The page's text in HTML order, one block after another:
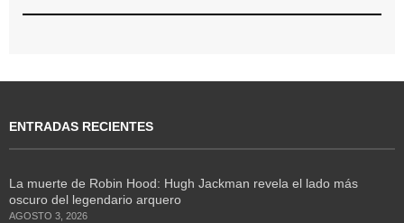
ENTRADAS RECIENTES
La muerte de Robin Hood: Hugh Jackman revela el lado más
oscuro del legendario arquero
AGOSTO 3, 2026